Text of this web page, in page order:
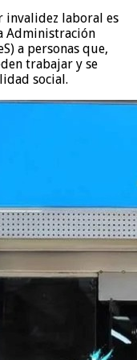
invalidez laboral es
Administración
a personas que,
trabajar y se
social.